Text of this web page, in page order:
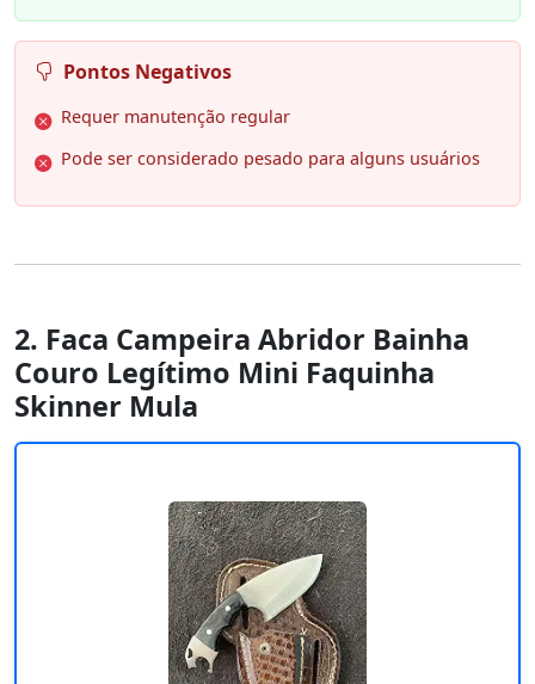
Pontos Negativos
Requer manutenção regular
Pode ser considerado pesado para alguns usuários
2. Faca Campeira Abridor Bainha
Couro Legítimo Mini Faquinha
Skinner Mula